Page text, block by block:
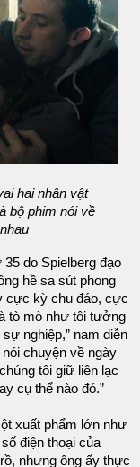
hai nhân vật
bộ phim nói về
do Spielberg đạo
hề sa sút phong
cực kỳ chu đáo, cực
tò mò như tôi tưởng
nghiệp,” nam diễn
chuyện về ngày
tôi giữ liên lạc
cụ thể nào đó.”
xuất phẩm lớn như
điện thoại của
nhưng ông ấy thực